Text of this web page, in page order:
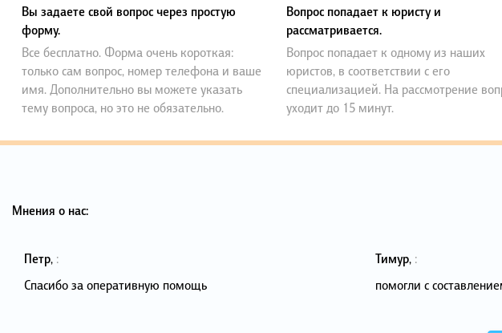
Вы задаете свой вопрос через простую
форму.
Все бесплатно. Форма очень короткая:
только сам вопрос, номер телефона и ваше
имя. Дополнительно вы можете указать
тему вопроса, но это не обязательно.
Вопрос попадает к юристу и
рассматривается.
Вопрос попадает к одному из наших
юристов, в соответствии с его
специализацией. На рассмотрение
уходит до 15 минут.
Мнения о нас:
Петр, :
Спасибо за оперативную помощь
Тимур, :
помогли с